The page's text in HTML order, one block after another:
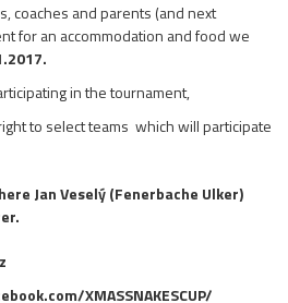
coaches and parents (and next
for an accommodation and food we
in the tournament,
to select teams which will participate
Jan Veselý (Fenerbache Ulker)
XMASSNAKESCUP/